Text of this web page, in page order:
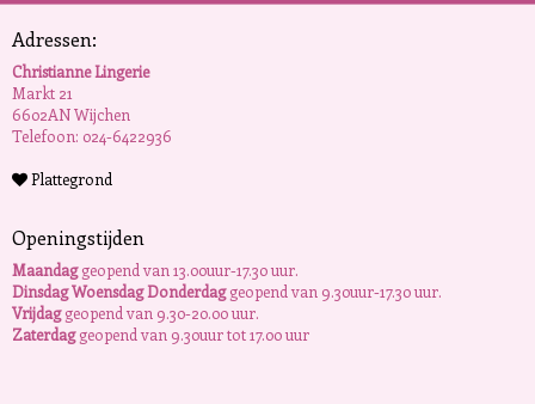
Adressen:
Christianne Lingerie
Markt 21
6602AN Wijchen
Telefoon: 024-6422936
Plattegrond
Openingstijden
Maandaggeopend van 13.00uur-17.30 uur.
Dinsdag Woensdag Donderdaggeopend van 9.30uur-17.30 uur.
Vrijdaggeopend van 9.30-20.00 uur.
Zaterdaggeopend van 9.30uur tot 17.00 uur